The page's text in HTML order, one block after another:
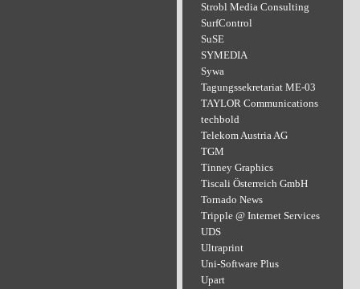
Strobl Media Consulting
SurfControl
SuSE
SYMEDIA
Sywa
Tagungssekretariat ME-03
TAYLOR Communications
techbold
Telekom Austria AG
TGM
Tinney Graphics
Tiscali Österreich GmbH
Tornado News
Tripple @ Internet Services
UDS
Ultraprint
Uni-Software Plus
Upart